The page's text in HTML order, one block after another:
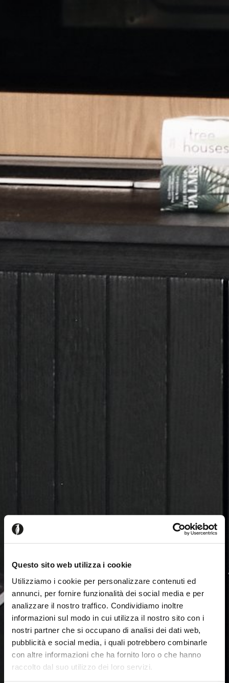
Questo sito web utilizza i cookie
Utilizziamo i cookie per personalizzare contenuti ed
annunci, per fornire funzionalità dei social media e per
analizzare il nostro traffico. Condividiamo inoltre
informazioni sul modo in cui utilizza il nostro sito con i
nostri partner che si occupano di analisi dei dati web,
pubblicità e social media, i quali potrebbero combinarle
con altre informazioni che ha fornito loro o che hanno
raccolto dal suo utilizzo dei loro servizi.